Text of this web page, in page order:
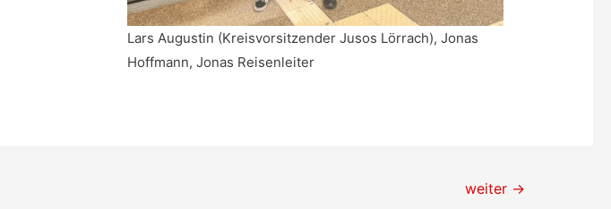
Lars Augustin (Kreisvorsitzender Jusos Lörrach), Jonas
Hoffmann, Jonas Reisenleiter
weiter →